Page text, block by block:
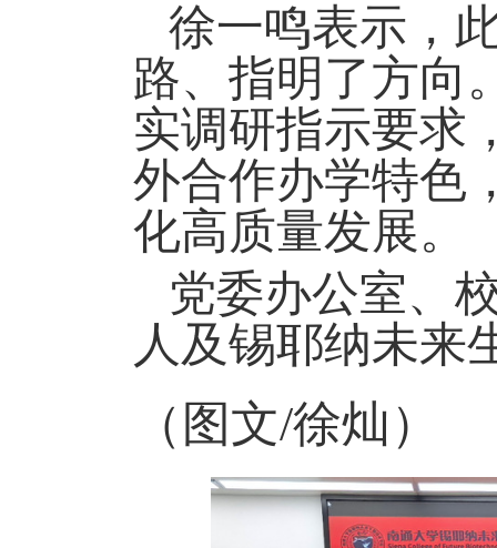
徐一鸣表示，
路、指明了方向
实调研指示要求
外合作办学特色
化高质量发展。
党委办公室、
人及锡耶纳未来
（图文/徐灿）